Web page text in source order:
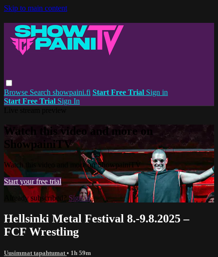
Skip to main content
Browse Search showpaini.fi Start Free Trial Sign in
Start Free Trial Sign In
Watch this video and more on
ShowpainiTV
Watch this video and more on ShowpainiTV
Start your free trial
Already subscribed? Sign in
Hellsinki Metal Festival 8.-9.8.2025 –
FCF Wrestling
Uusimmat tapahtumat • 1h 59m